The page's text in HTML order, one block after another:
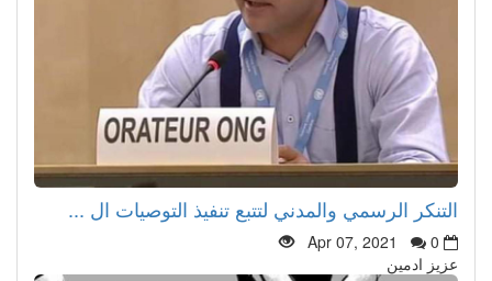
التنكر الرسمي والمدني لتتبع تنفيذ التوصيات ال ...
Apr 07, 2021
0
عزيز ادمين